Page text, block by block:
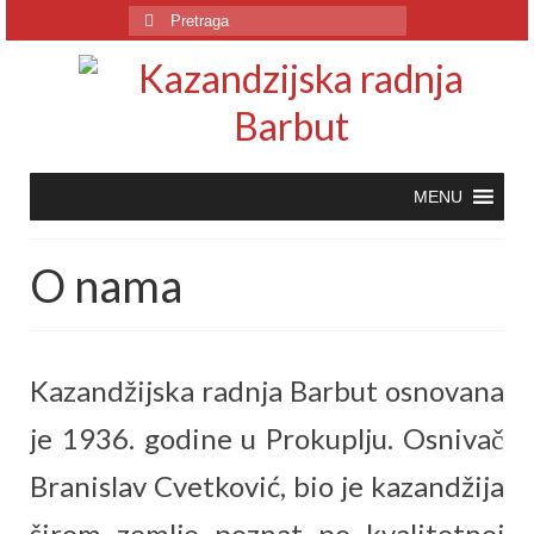
Pretraga
za:
O nama
Kazandžijska radnja Barbut osnovana
je 1936. godine u Prokuplju. Osnivač
Branislav Cvetković, bio je kazandžija